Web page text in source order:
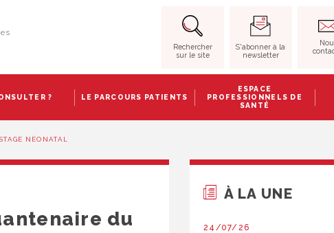
RECHERCHER
Rechercher
sur le site
S'abonner à la
newsletter
? LE PARCOURS PATIENTS
ESPACE
PROFESSIONNELS DE
SANTÉ
NÉONATAL
du
À LA UNE
24/07/26